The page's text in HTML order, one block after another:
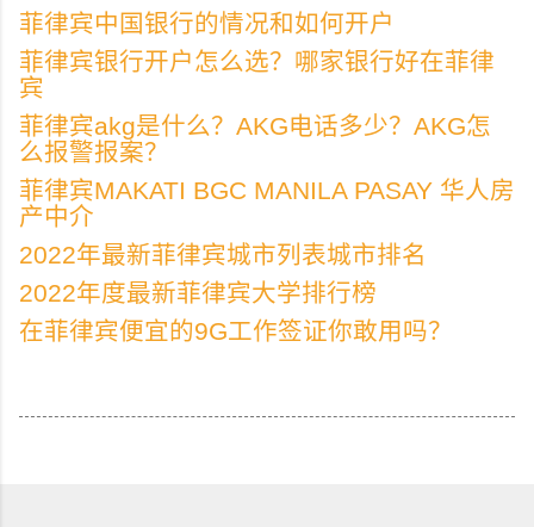
菲律宾中国银行的情况和如何开户
菲律宾银行开户怎么选？哪家银行好在菲律
宾
菲律宾akg是什么？AKG电话多少？AKG怎
么报警报案？
菲律宾MAKATI BGC MANILA PASAY 华人房
产中介
2022年最新菲律宾城市列表城市排名
2022年度最新菲律宾大学排行榜
在菲律宾便宜的9G工作签证你敢用吗？